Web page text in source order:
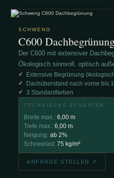
SCHWENG
C600
Der C600 mit extensiver
Ökologisch sinnvoll, optisch
Extensive Begrünung
Dachüberstand nach vorne bis
3 Standardfarben
TECHNISCHE ECKDATEN
Breite max.:6,00 m
Tiefe max.:6,00 m
Neigung:ab 2%
Schneelast:75 kg/m²
ANFRAGE STELLEN ↗